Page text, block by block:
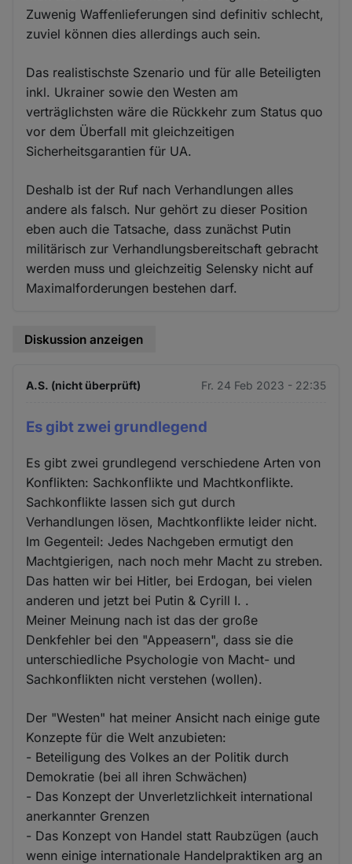
Zuwenig Waffenlieferungen sind definitiv schlecht,
zuviel können dies allerdings auch sein.
Das realistischste Szenario und für alle Beteiligten
inkl. Ukrainer sowie den Westen am
verträglichsten wäre die Rückkehr zum Status quo
vor dem Überfall mit gleichzeitigen
Sicherheitsgarantien für UA.
Deshalb ist der Ruf nach Verhandlungen alles
andere als falsch. Nur gehört zu dieser Position
eben auch die Tatsache, dass zunächst Putin
militärisch zur Verhandlungsbereitschaft gebracht
werden muss und gleichzeitig Selensky nicht auf
Maximalforderungen bestehen darf.
Diskussion anzeigen
A.S. (nicht überprüft) Fr. 24 Feb 2023 - 22:35
Es gibt zwei grundlegend
Es gibt zwei grundlegend verschiedene Arten von
Konflikten: Sachkonflikte und Machtkonflikte.
Sachkonflikte lassen sich gut durch
Verhandlungen lösen, Machtkonflikte leider nicht.
Im Gegenteil: Jedes Nachgeben ermutigt den
Machtgierigen, nach noch mehr Macht zu streben.
Das hatten wir bei Hitler, bei Erdogan, bei vielen
anderen und jetzt bei Putin & Cyrill I. .
Meiner Meinung nach ist das der große
Denkfehler bei den "Appeasern", dass sie die
unterschiedliche Psychologie von Macht- und
Sachkonflikten nicht verstehen (wollen).
Der "Westen" hat meiner Ansicht nach einige gute
Konzepte für die Welt anzubieten:
- Beteiligung des Volkes an der Politik durch
Demokratie (bei all ihren Schwächen)
- Das Konzept der Unverletzlichkeit international
anerkannter Grenzen
- Das Konzept von Handel statt Raubzügen (auch
wenn einige internationale Handelpraktiken arg an